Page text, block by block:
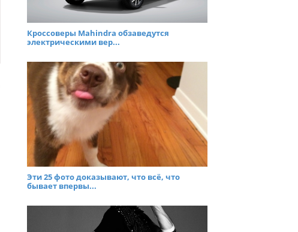
Кроссоверы Mahindra обзаведутся
электрическими вер...
Эти 25 фото доказывают, что всё, что
бывает впервы...